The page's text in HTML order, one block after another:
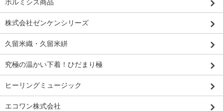
ホルミシス商品
株式会社ゼンケンシリーズ
久留米織・久留米絣
究極の温かい下着！ひだまり極
ヒーリングミュージック
エコワン株式会社